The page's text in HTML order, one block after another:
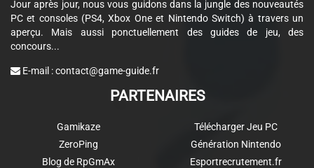
Jour après jour, nous vous guidons dans la jungle des nouveautés
PC et consoles (PS4, Xbox One et Nintendo Switch) à travers un
aperçu. Mais aussi ponctuellement des guides de jeu, des
concours...
E-mail :contact@game-guide.fr
PARTENAIRES
Gamikaze
ZeroPing
Blog de RpGmAx
Télécharger Jeu PC
Génération Nintendo
Esportrecrutement.fr